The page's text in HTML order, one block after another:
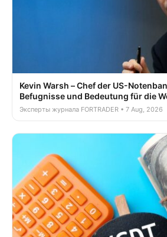
Kevin Warsh – Chef der US-
Befugnisse und Bedeutung für die
Эксперты журнала FORTRADER • 7 Aug, 2026